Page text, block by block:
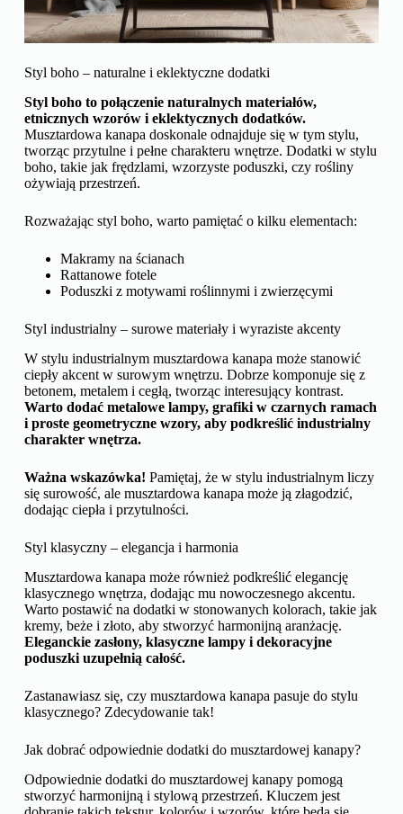
Styl boho – naturalne i eklektyczne dodatki
Styl boho to połączenie naturalnych materiałów,
etnicznych wzorów i eklektycznych dodatków.
Musztardowa kanapa doskonale odnajduje się w tym stylu,
tworząc przytulne i pełne charakteru wnętrze. Dodatki w stylu
boho, takie jak frędzlami, wzorzyste poduszki, czy rośliny
ożywiają przestrzeń.
Rozważając styl boho, warto pamiętać o kilku elementach:
Makramy na ścianach
Rattanowe fotele
Poduszki z motywami roślinnymi i zwierzęcymi
Styl industrialny – surowe materiały i wyraziste akcenty
W stylu industrialnym musztardowa kanapa może stanowić
ciepły akcent w surowym wnętrzu. Dobrze komponuje się z
betonem, metalem i cegłą, tworząc interesujący kontrast.
Warto dodać metalowe lampy, grafiki w czarnych ramach
i proste geometryczne wzory, aby podkreślić industrialny
charakter wnętrza.
Ważna wskazówka! Pamiętaj, że w stylu industrialnym liczy
się surowość, ale musztardowa kanapa może ją złagodzić,
dodając ciepła i przytulności.
Styl klasyczny – elegancja i harmonia
Musztardowa kanapa może również podkreślić elegancję
klasycznego wnętrza, dodając mu nowoczesnego akcentu.
Warto postawić na dodatki w stonowanych kolorach, takie jak
kremy, beże i złoto, aby stworzyć harmonijną aranżację.
Eleganckie zasłony, klasyczne lampy i dekoracyjne
poduszki uzupełnią całość.
Zastanawiasz się, czy musztardowa kanapa pasuje do stylu
klasycznego? Zdecydowanie tak!
Jak dobrać odpowiednie dodatki do musztardowej kanapy?
Odpowiednie dodatki do musztardowej kanapy pomogą
stworzyć harmonijną i stylową przestrzeń. Kluczem jest